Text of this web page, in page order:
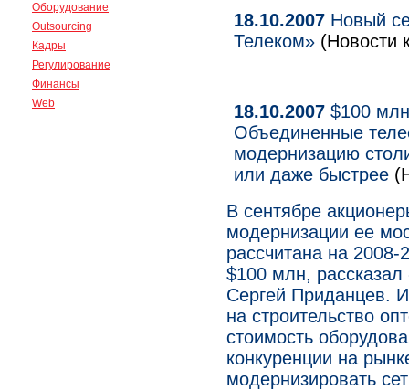
Оборудование
Outsourcing
Кадры
Регулирование
Финансы
Web
18.10.2007 Новый
Телеком» (Новости
18.10.2007 $100
Объединенные
модернизацию
или даже быстрее
В сентябре
модернизации ее
рассчитана на 2008-
$100 млн,
Сергей Приданцев.
на строительство
стоимость
конкуренции на
модернизировать